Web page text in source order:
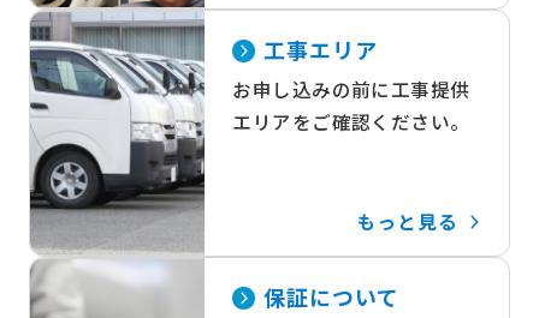
工事エリア
お申し込みの前に工事提供
エリアをご確認ください。
もっと見る
保証について